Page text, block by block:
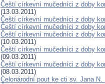
Čeští církevní mučedníci z doby
(13.03.2011)
Čeští církevní mučedníci z doby
Čeští církevní mučedníci z doby
Čeští církevní mučedníci z doby
(10.03.2011)
Čeští církevní mučedníci z doby
(09.03.2011)
Čeští církevní mučedníci z doby
(08.03.2011)
Celonárodní pout ke cti sv. Jana N.